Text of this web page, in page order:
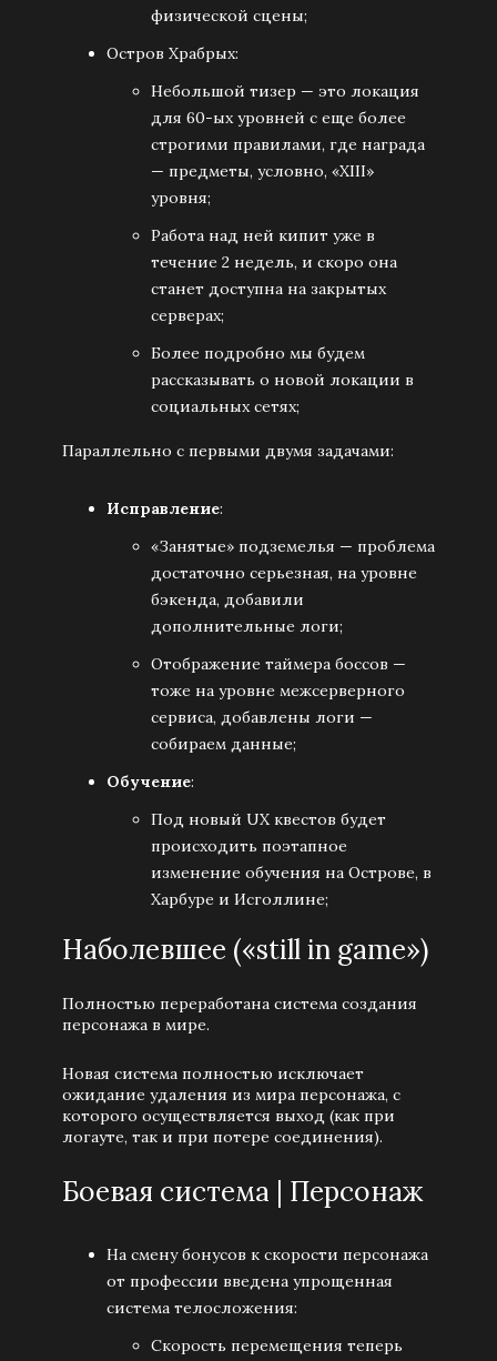
физической сцены;
Остров Храбрых:
Небольшой тизер — это локация
для 60-ых уровней с еще более
строгими правилами, где награда
— предметы, условно, «XIII»
уровня;
Работа над ней кипит уже в
течение 2 недель, и скоро она
станет доступна на закрытых
серверах;
Более подробно мы будем
рассказывать о новой локации в
социальных сетях;
Параллельно с первыми двумя задачами:
Исправление:
«Занятые» подземелья — проблема
достаточно серьезная, на уровне
бэкенда, добавили
дополнительные логи;
Отображение таймера боссов —
тоже на уровне межсерверного
сервиса, добавлены логи —
собираем данные;
Обучение:
Под новый UX квестов будет
происходить поэтапное
изменение обучения на Острове, в
Харбуре и Исголлине;
Наболевшее («still in game»)
Полностью переработана система создания
персонажа в мире.
Новая система полностью исключает
ожидание удаления из мира персонажа, с
которого осуществляется выход (как при
логауте, так и при потере соединения).
Боевая система | Персонаж
На смену бонусов к скорости персонажа
от профессии введена упрощенная
система телосложения:
Скорость перемещения теперь